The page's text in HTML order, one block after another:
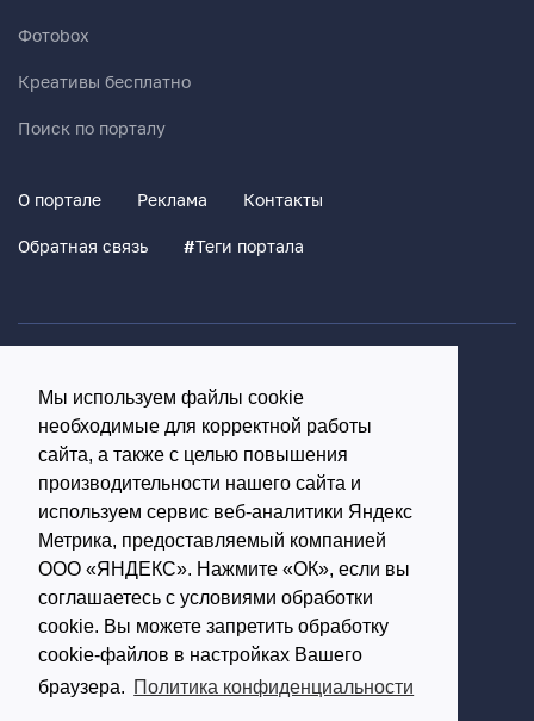
Мы используем файлы cookie
необходимые для корректной работы
сайта, а также с целью повышения
производительности нашего сайта и
используем сервис веб-аналитики Яндекс
Метрика, предоставляемый компанией
ООО «ЯНДЕКС». Нажмите «ОК», если вы
соглашаетесь с условиями обработки
cookie. Вы можете запретить обработку
cookie-файлов в настройках Вашего
браузера. Политика конфиденциальности
Фотоbox
Креативы бесплатно
Поиск по порталу
О портале Реклама Контакты
Обратная связь #Теги портала
Согласие на обработку персональных данных
16+
© Использование материалов возможно только с
письменного разрешения администрации портала
Редакция портала:
Обратиться в Макс
Обратиться в Телеграм
614002, г.Пермь,